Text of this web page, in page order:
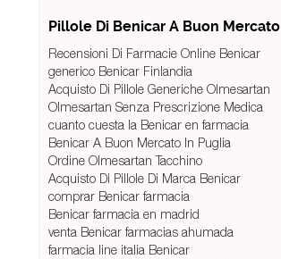
Pillole Di Benicar A Buon Mercato
Recensioni Di Farmacie Online Benicar
generico Benicar Finlandia
Acquisto Di Pillole Generiche Olmesartan
Olmesartan Senza Prescrizione Medica
cuanto cuesta la Benicar en farmacia
Benicar A Buon Mercato In Puglia
Ordine Olmesartan Tacchino
Acquisto Di Pillole Di Marca Benicar
comprar Benicar farmacia
Benicar farmacia en madrid
venta Benicar farmacias ahumada
farmacia line italia Benicar